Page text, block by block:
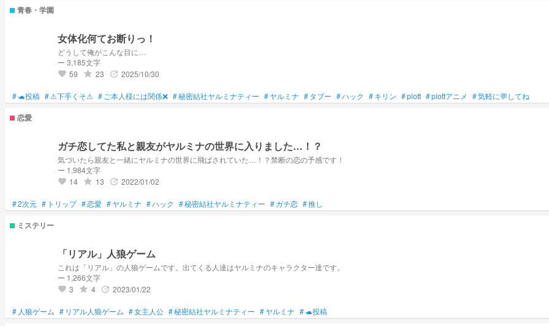
青春・学園
女体化何てお断りっ！
どうして俺がこんな目に…
ー 3,185文字
favorite 59 grade 23 update 2025/10/30
#🐢投稿 #⚠下手くそ⚠ # ご本人様には関係❌ #秘密結社ヤルミナティー #ヤルミナ #タブー #ハック #キリン #plott #plottアニメ #気軽に💬してね
恋愛
ガチ恋してた私と親友がヤルミナの世界に入りました…！？
気づいたら親友と一緒にヤルミナの世界に飛ばされていた…！？禁断の恋の予感です！
ー 1,984文字
favorite 14 grade 13 update 2022/01/02
#2次元 # トリップ #恋愛 #ヤルミナ #ハック #秘密結社ヤルミナティー #ガチ恋 #推し
ミステリー
「リアル」人狼ゲーム
これは「リアル」の人狼ゲームです。出てくる人達はヤルミナのキャラクター達です。
ー 1,266文字
favorite 3 grade 4 update 2023/01/22
# 人狼ゲーム # リアル人狼ゲーム #女主人公 #秘密結社ヤルミナティー #ヤルミナ #🐢投稿